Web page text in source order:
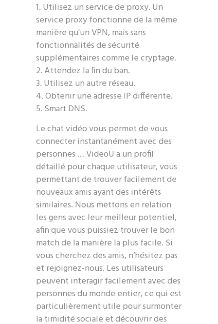
Utilisez un service de proxy. Un
service proxy fonctionne de la même
manière qu'un VPN, mais sans
fonctionnalités de sécurité
supplémentaires comme le cryptage.
Attendez la fin du ban.
Utilisez un autre réseau.
Obtenir une adresse IP différente.
Smart DNS.
Le chat vidéo vous permet de vous
connecter instantanément avec des
personnes … VideoU a un profil
détaillé pour chaque utilisateur, vous
permettant de trouver facilement de
nouveaux amis ayant des intérêts
similaires. Nous mettons en relation
les gens avec leur meilleur potentiel,
afin que vous puissiez trouver le bon
match de la manière la plus facile. Si
vous cherchez des amis, n’hésitez pas
et rejoignez-nous. Les utilisateurs
peuvent interagir facilement avec des
personnes du monde entier, ce qui est
particulièrement utile pour surmonter
la timidité sociale et découvrir des